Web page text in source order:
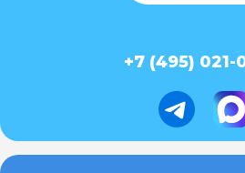
+7 (495) 021-